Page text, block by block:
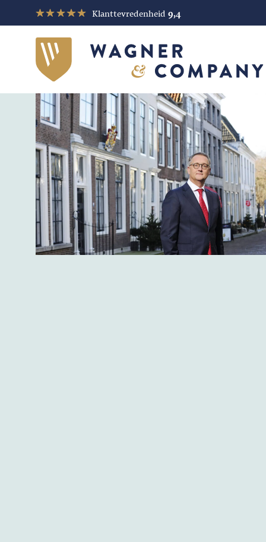
Klanttevredenheid 9,4